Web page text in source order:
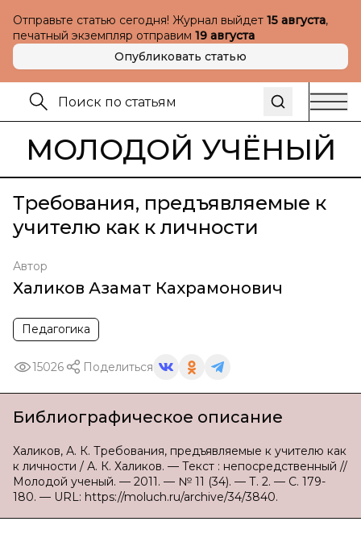
Отправьте статью сегодня! Журнал выйдет 15 августа,
печатный экземпляр отправим 19 августа
Опубликовать статью
МОЛОДОЙ УЧЁНЫЙ
Требования, предъявляемые к
учителю как к личности
Автор
Халиков Азамат Кахрамонович
Педагогика
15026 Поделиться
Библиографическое описание
Халиков, А. К. Требования, предъявляемые к учителю как
к личности / А. К. Халиков. — Текст : непосредственный //
Молодой ученый. — 2011. — № 11 (34). — Т. 2. — С. 179-
180. — URL: https://moluch.ru/archive/34/3840.